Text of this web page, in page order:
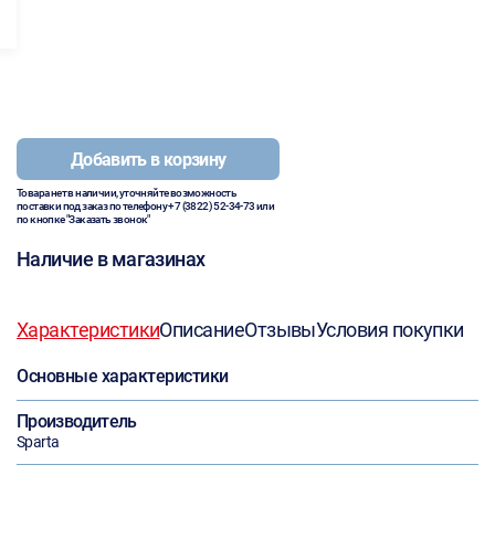
Добавить в корзину
Товара нет в наличии, уточняйте возможность
поставки под заказ по телефону+7 (3822) 52-34-73или
по кнопке "Заказать звонок"
Наличие в магазинах
ХарактеристикиОписаниеОтзывыУсловия покупки
Основные характеристики
Производитель
Sparta